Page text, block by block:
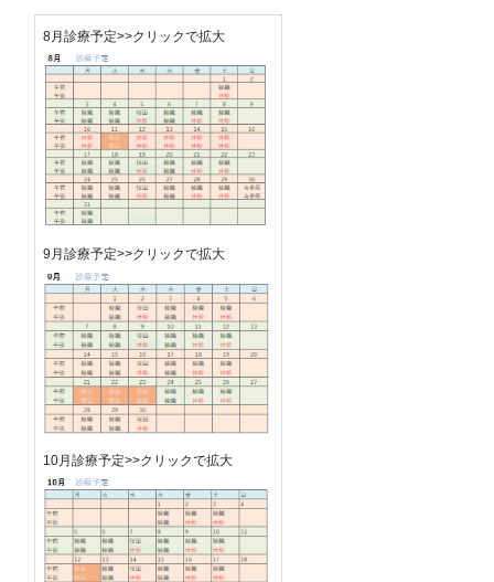
8月診療予定>>クリックで拡大
9月診療予定>>クリックで拡大
10月診療予定>>クリックで拡大